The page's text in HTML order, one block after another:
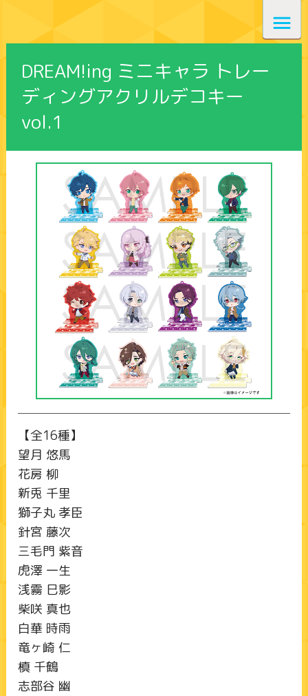
DREAM!ing ミニキャラ トレー
ディングアクリルデコキー
vol.1
【全16種】
望月 悠馬
花房 柳
新兎 千里
獅子丸 孝臣
針宮 藤次
三毛門 紫音
虎澤 一生
浅霧 巳影
柴咲 真也
白華 時雨
竜ヶ崎 仁
槙 千鶴
志部谷 幽